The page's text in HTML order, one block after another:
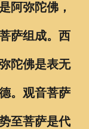
品中心
阿弥陀佛，
萨组成。西
陀佛是表无
。观音菩萨
至菩萨是代